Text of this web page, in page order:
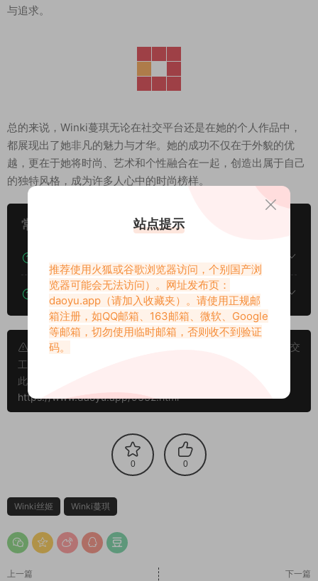
与追求。
总的来说，Winki蔓琪无论在社交平台还是在她的个人作品中，
都展现出了她非凡的魅力与才华。她的成功不仅在于外貌的优
越，更在于她将时尚、艺术和个性融合在一起，创造出属于自己
的独特风格，成为许多人心中的时尚榜样。
常见问题
下载的资源如何解压？
申明：本文资源均来源网友分享，若侵犯了您的权限可以提交
工单处理。
此外本文章皆属于原创文章，转载请注明出处！原文链接：
https://www.daoyu.app/9332.html
0 0
Winki丝姬 Winki蔓琪
上一篇 下一篇
站点提示
推荐使用火狐或谷歌浏览器访问，个别国产浏
览器可能会无法访问）。网址发布页：
daoyu.app （请加入收藏夹）。请使用正规邮
箱注册，如QQ邮箱、163邮箱、微软、Google
等邮箱，切勿使用临时邮箱，否则收不到验证
码。